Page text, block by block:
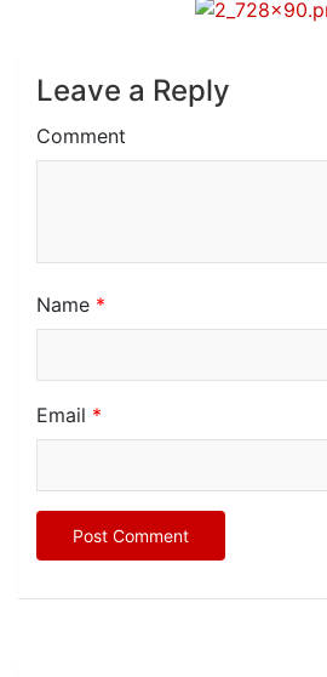
Leave a Reply
Comment
Name *
Email *